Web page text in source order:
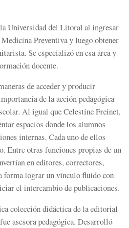
Universidad del Litoral al ingresar
Preventiva y luego obtener
Se especializó en esa área y
docente.
de acceder y producir
de la acción pedagógica
Al igual que Celestine Freinet,
espacios donde los alumnos
internas. Cada uno de ellos
Entre otras funciones propias de un
en editores, correctores,
forma lograr un vínculo fluido con
el intercambio de publicaciones.
colección didáctica de la editorial
asesora pedagógica. Desarrolló